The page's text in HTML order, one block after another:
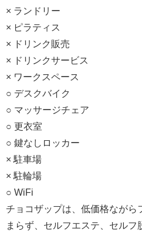
× ランドリー
× ピラティス
× ドリンク販売
× ドリンクサービス
× ワークスペース
○ デスクバイク
○ マッサージチェア
○ 更衣室
○ 鍵なしロッカー
× 駐車場
× 駐輪場
○ WiFi
チョコザップは、低価格ながら
まらず、セルフエステ、セルフ